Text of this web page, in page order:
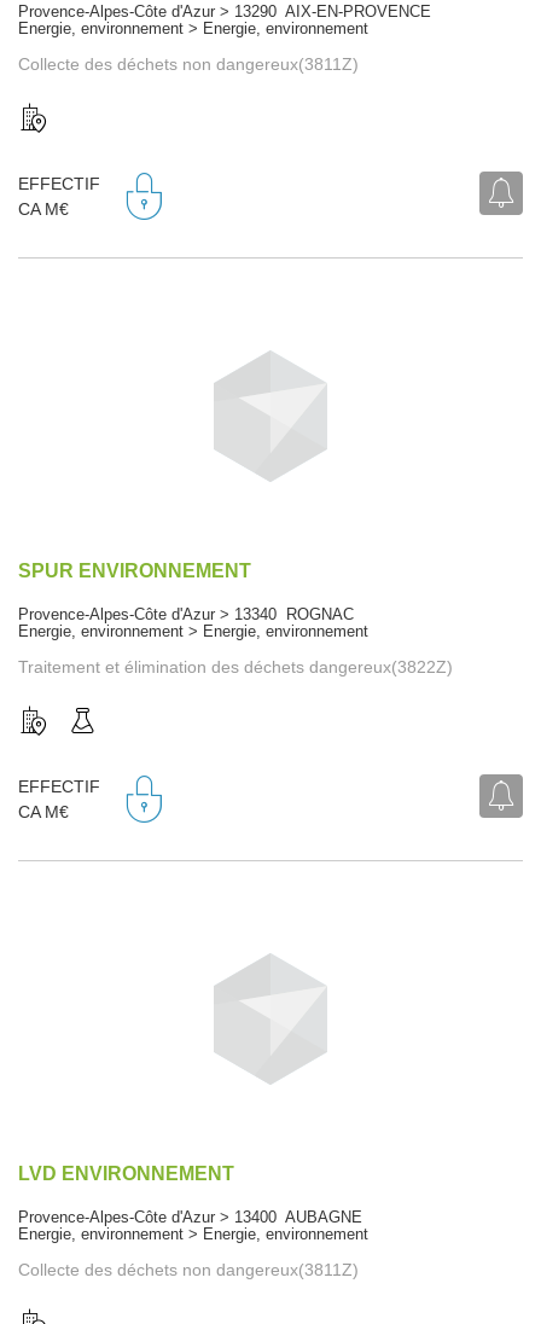
Provence-Alpes-Côte d'Azur > 13290 AIX-EN-PROVENCE
Energie, environnement > Energie, environnement
Collecte des déchets non dangereux(3811Z)
EFFECTIF
CA M€
SPUR ENVIRONNEMENT
Provence-Alpes-Côte d'Azur > 13340 ROGNAC
Energie, environnement > Energie, environnement
Traitement et élimination des déchets dangereux(3822Z)
EFFECTIF
CA M€
LVD ENVIRONNEMENT
Provence-Alpes-Côte d'Azur > 13400 AUBAGNE
Energie, environnement > Energie, environnement
Collecte des déchets non dangereux(3811Z)